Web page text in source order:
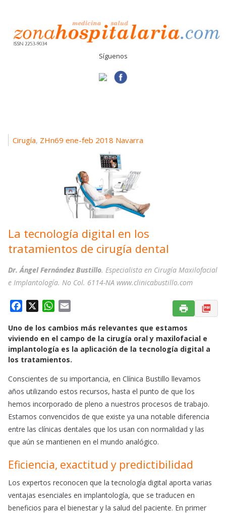
Síguenos
Cirugía, ZHn69 ene-feb 2018 Navarra
La tecnología digital en los
tratamientos de cirugía dental
Dr. Ángel Fernández Bustillo. Especialista en Cirugía Maxilofacial
e Implantología. No Col. 6114-NA www.clinicabustillo.com
c
e
b
o
k
W
a
t
s
p
p
a
i
l
Uno de los cambios más relevantes que estamos
viviendo en el campo de la cirugía oral y maxilofacial e
implantología es la aplicación de la tecnología digital a
los tratamientos.
Conscientes de su importancia, en Clínica Bustillo llevamos
años utilizando estos recursos, hasta el punto de que los
hemos incorporado de pleno a nuestros procesos de trabajo.
Estamos convencidos de que existe ya una notable diferencia
entre las clínicas dentales que los usan con normalidad y las
que aún se mantienen en el mundo analógico.
Eficiencia, exactitud y predictibilidad
Los expertos reconocen que la tecnología digital aporta varias
ventajas esenciales en implantología, que se traducen en
beneficios para el bienestar y la salud del paciente. En primer